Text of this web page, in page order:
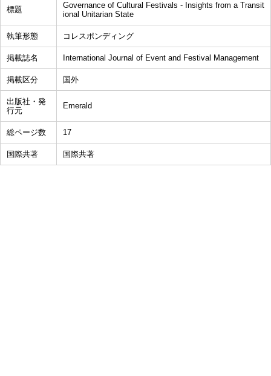
標題
Governance of Cultural Festivals - Insights from a Transit
ional Unitarian State
執筆形態 コレスポンディング
掲載誌名 International Journal of Event and Festival Management
掲載区分 国外
出版社・発
行元
Emerald
総ページ数 17
国際共著 国際共著